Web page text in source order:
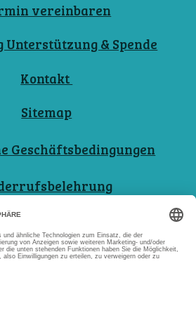
vereinbaren
Unterstützung & Spende
Kontakt
Sitemap
Geschäftsbedingungen